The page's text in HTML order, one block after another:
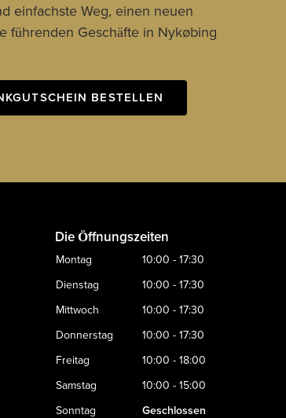
einfachste Weg, einen neuen
führenden Geschäfte in Nykøbing
BESTELLEN
Die Öffnungszeiten
Montag
10:00 - 17:30
Dienstag
10:00 - 17:30
Mittwoch
10:00 - 17:30
Donnerstag
10:00 - 17:30
Freitag
10:00 - 18:00
Samstag
10:00 - 15:00
Sonntag
Geschlossen